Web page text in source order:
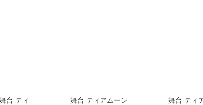
台 ティ
舞台 ティアムーン
舞台 ティ